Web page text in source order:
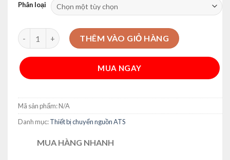
Phân loại
ATS Thiết Bị Chuyển Nguồn Tự Động Đã Lắp Đặt Sẵn 125A
THÊM VÀO GIỎ HÀNG
MUA NGAY
Mã sản phẩm:N/A
Danh mục:Thiết bị chuyển nguồn ATS
MUA HÀNG NHANH